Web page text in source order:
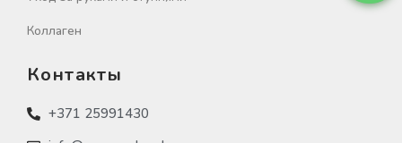
Коллаген
Контакты
+371 25991430